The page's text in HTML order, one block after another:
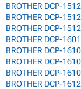
BROTHER DCP-1512
BROTHER DCP-
BROTHER DCP-
BROTHER DCP-1601
BROTHER DCP-1610
BROTHER DCP-
BROTHER DCP-
BROTHER DCP-